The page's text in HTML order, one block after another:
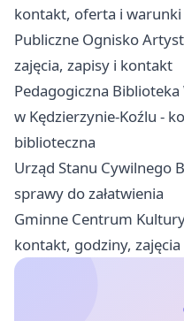
kontakt, oferta i
Publiczne Ognisko
zajęcia, zapisy i kontakt
Pedagogiczna
w Kędzierzynie-Koźlu -
biblioteczna
Urząd Stanu Cywilnego
sprawy do załatwienia
Gminne Centrum
kontakt, godziny,